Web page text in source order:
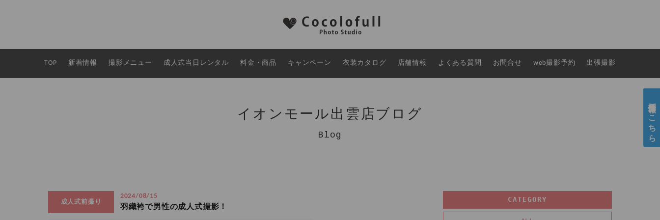
TOP 新着情報 撮影メニュー 成人式当日レンタル 料金・商品 キャンペーン 衣装カタログ 店舗情報 よくある質問 お問合せ web撮影予約 出張撮影
イオンモール出雲店ブログ
Blog
成人式前撮り
2024/08/15
羽織袴で男性の成人式撮影！
CATEGORY
採用情報はこちら